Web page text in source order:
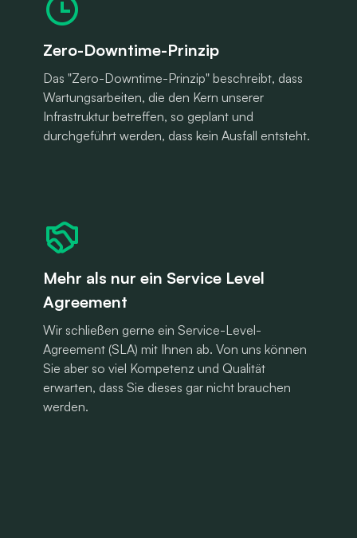
Zero-Downtime-Prinzip
Das "Zero-Downtime-Prinzip" beschreibt, dass
Wartungsarbeiten, die den Kern unserer
Infrastruktur betreffen, so geplant und
durchgeführt werden, dass kein Ausfall entsteht.
Mehr als nur ein Service Level
Agreement
Wir schließen gerne ein Service-Level-
Agreement (SLA) mit Ihnen ab. Von uns können
Sie aber so viel Kompetenz und Qualität
erwarten, dass Sie dieses gar nicht brauchen
werden.